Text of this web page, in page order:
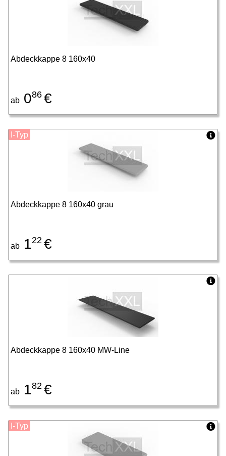
Abdeckkappe 8 160x40
ab 086 €
Abdeckkappe 8 160x40 grau
ab 122 €
I-Typ
Abdeckkappe 8 160x40 MW-Line
ab 182 €
I-Typ